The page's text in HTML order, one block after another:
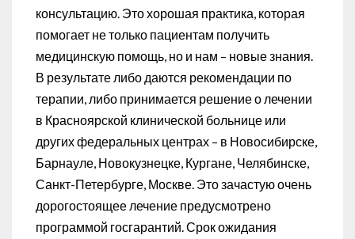
консультацию. Это хорошая практика, которая
помогает не только пациентам получить
медицинскую помощь, но и нам – новые знания.
В результате либо даются рекомендации по
терапии, либо принимается решение о лечении
в Красноярской клинической больнице или
других федеральных центрах – в Новосибирске,
Барнауле, Новокузнецке, Кургане, Челябинске,
Санкт-Петербурге, Москве. Это зачастую очень
дорогостоящее лечение предусмотрено
программой госгарантий. Срок ожидания